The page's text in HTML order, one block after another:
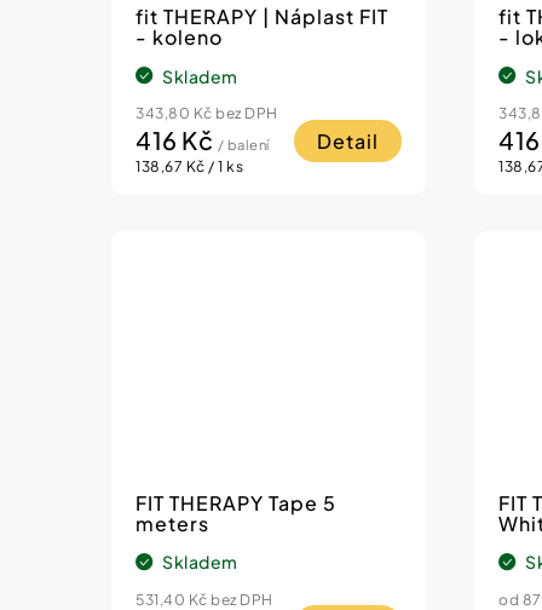
fit THERAPY | Náplast FIT
- koleno
Skladem
343,80 Kč bez DPH
416 Kč / balení
Měrná
138,67 Kč / 1 ks
Detail
fit
-
Měrná
FIT THERAPY Tape 5
meters
Skladem
531,40 Kč bez DPH
FIT
od